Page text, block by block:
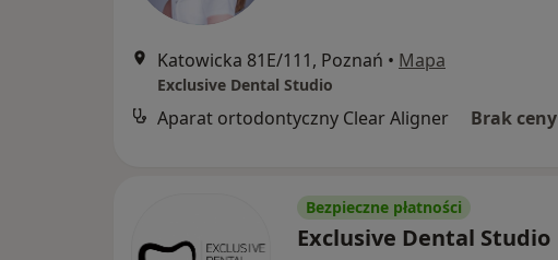
Katowicka 81E/111, Poznań • Mapa
Exclusive Dental Studio
Aparat ortodontyczny Clear Aligner Brak ceny
Bezpieczne płatności
Exclusive Dental Studio